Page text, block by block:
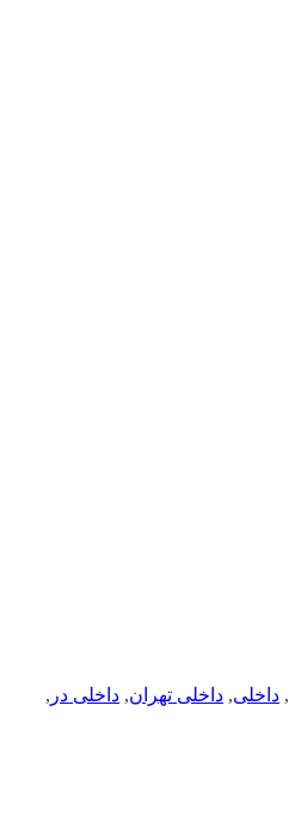
, داخلی, داخلی تهران, داخلی در ,